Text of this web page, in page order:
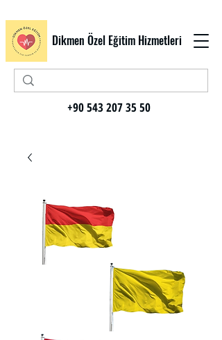
Dikmen Özel Eğitim Hizmetleri
+90 543 207 35 50